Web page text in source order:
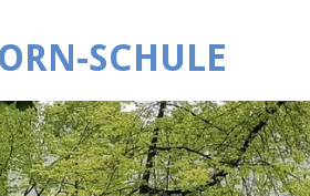
SCHULE